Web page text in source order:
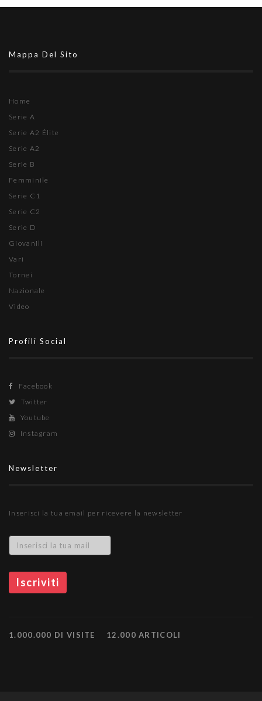
Mappa Del Sito
Home
Serie A
Serie A2 Élite
Serie A2
Serie B
Femminile
Serie C1
Serie C2
Serie D
Giovanili
Vari
Tornei
Nazionale
Video
Profili Social
Facebook
Twitter
Youtube
Instagram
Newsletter
Inserisci la tua email per ricevere la newsletter
1.000.000 DI VISITE 12.000 ARTICOLI